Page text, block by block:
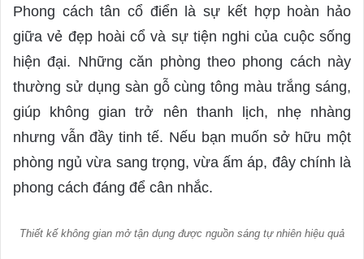
Phong cách tân cổ điển là sự kết hợp hoàn hảo
giữa vẻ đẹp hoài cổ và sự tiện nghi của cuộc sống
hiện đại. Những căn phòng theo phong cách này
thường sử dụng sàn gỗ cùng tông màu trắng sáng,
giúp không gian trở nên thanh lịch, nhẹ nhàng
nhưng vẫn đầy tinh tế. Nếu bạn muốn sở hữu một
phòng ngủ vừa sang trọng, vừa ấm áp, đây chính là
phong cách đáng để cân nhắc.
Thiết kế không gian mở tận dụng được nguồn sáng tự nhiên hiệu quả